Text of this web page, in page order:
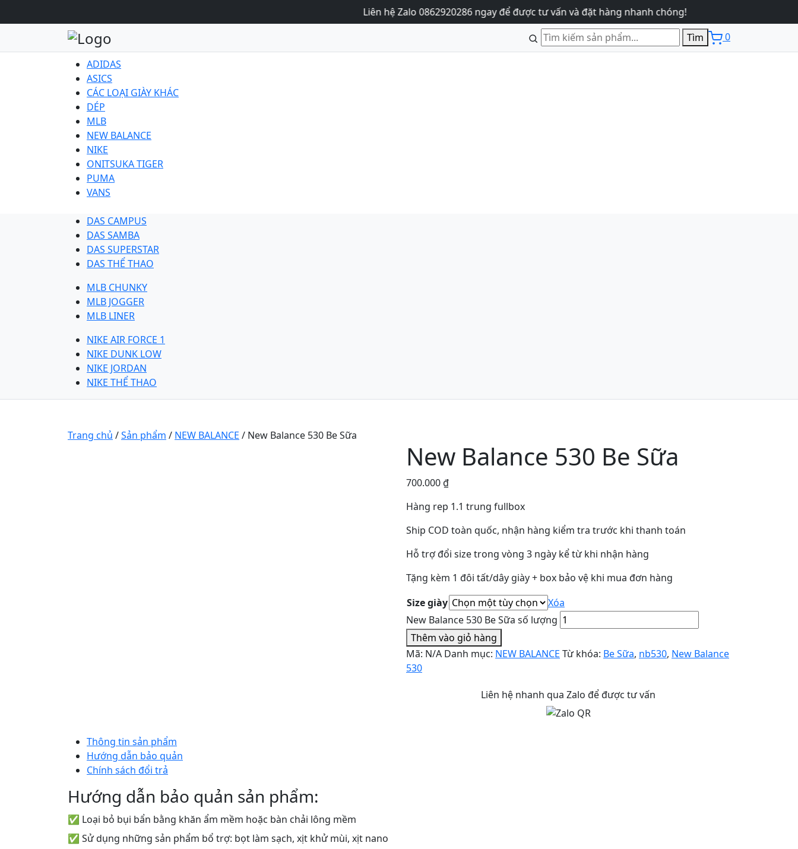
Liên hệ Zalo 0862920286 ngay để được tư vấn và đặt hàng nhanh chóng!
Tìm
0
ADIDAS
ASICS
CÁC LOẠI GIÀY KHÁC
DÉP
MLB
NEW BALANCE
NIKE
ONITSUKA TIGER
PUMA
VANS
DAS CAMPUS
DAS SAMBA
DAS SUPERSTAR
DAS THỂ THAO
MLB CHUNKY
MLB JOGGER
MLB LINER
NIKE AIR FORCE 1
NIKE DUNK LOW
NIKE JORDAN
NIKE THỂ THAO
Trang chủ /Sản phẩm / NEW BALANCE / New Balance 530 Be Sữa
New Balance 530 Be Sữa
700.000₫
Hàng rep 1.1 trung fullbox
Ship COD toàn quốc, nhận hàng kiểm tra trước khi thanh toán
Hỗ trợ đổi size trong vòng 3 ngày kể từ khi nhận hàng
Tặng kèm 1 đôi tất/dây giày + box bảo vệ khi mua đơn hàng
Size giày
Xóa
New Balance 530 Be Sữa số lượng
Thêm vào giỏ hàng
Mã: N/A Danh mục: NEW BALANCE Từ khóa: Be Sữa, nb530, New Balance
530
Liên hệ nhanh qua Zalo để được tư vấn
Thông tin sản phẩm
Hướng dẫn bảo quản
Chính sách đổi trả
Hướng dẫn bảo quản sản phẩm:
✅ Loại bỏ bụi bẩn bằng khăn ẩm mềm hoặc bàn chải lông mềm
✅ Sử dụng những sản phẩm bổ trợ: bọt làm sạch, xịt khử mùi, xịt nano